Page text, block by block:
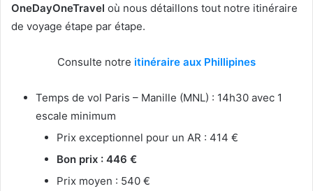
OneDayOneTravel où nous détaillons tout notre itinéraire
de voyage étape par étape.
Consulte notre itinéraire aux Phillipines
Temps de vol Paris – Manille (MNL) : 14h30 avec 1
escale minimum
Prix exceptionnel pour un AR : 414 €
Bon prix : 446 €
Prix moyen : 540 €